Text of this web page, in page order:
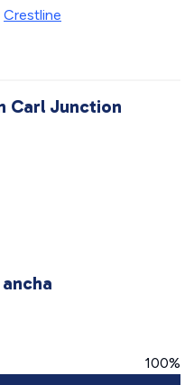
Crestline
Carl Junction
100%